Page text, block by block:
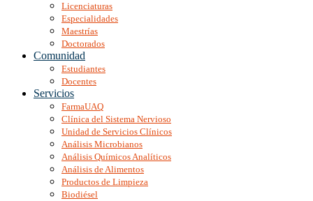
Licenciaturas
Especialidades
Maestrías
Doctorados
Comunidad
Estudiantes
Docentes
Servicios
FarmaUAQ
Clínica del Sistema Nervioso
Unidad de Servicios Clínicos
Análisis Microbianos
Análisis Químicos Analíticos
Análisis de Alimentos
Productos de Limpieza
Biodiésel